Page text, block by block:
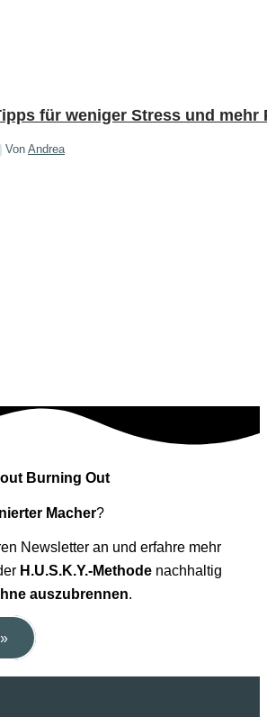
für weniger Stress und
VonAndrea
Burning Out
Macher?
Newsletter an und erfahre mehr
H.U.S.K.Y.-Methode nachhaltig
auszubrennen.